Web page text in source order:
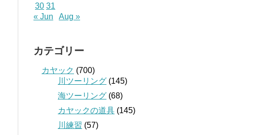
30 31
« Jun
Aug »
カテゴリー
カヤック (700)
川ツーリング (145)
海ツーリング (68)
カヤックの道具 (145)
川練習 (57)